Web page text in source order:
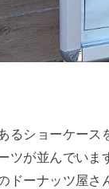
るショーケー
ツが並んでいま
ドーナッツ屋さ